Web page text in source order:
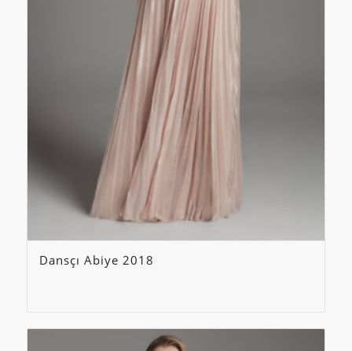
Dansçı Abiye 2018